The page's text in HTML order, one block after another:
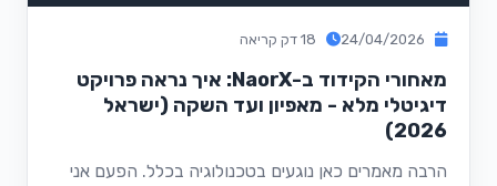
מאחורי הקידוד ב-NaorX: איך נראה פרויקט
דיגיטלי מלא - מאפיון ועד השקה (ישראל
2026)
הרבה מאמרים כאן נוגעים בטכנולוגיה בכלל. הפעם אני